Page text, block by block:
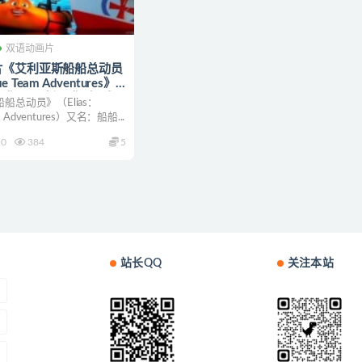
双语动画片
艾利亚斯船船总动员
Team Adventures》
国语版13集+挪威原
MP4/1.47G 艾利亚
总动员》（Elias：
Adventures）又名：船船...
384 5
站长QQ 关注本站